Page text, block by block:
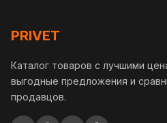
PRIVET
Каталог товаров с лучшими
выгодные предложения и
продавцов.